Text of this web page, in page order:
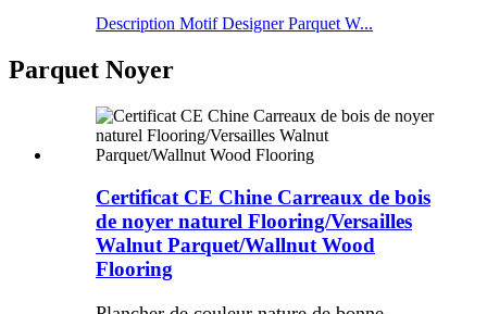
Description Motif Designer Parquet W...
Parquet Noyer
Certificat CE Chine Carreaux de bois
de noyer naturel Flooring/Versailles
Walnut Parquet/Wallnut Wood
Flooring